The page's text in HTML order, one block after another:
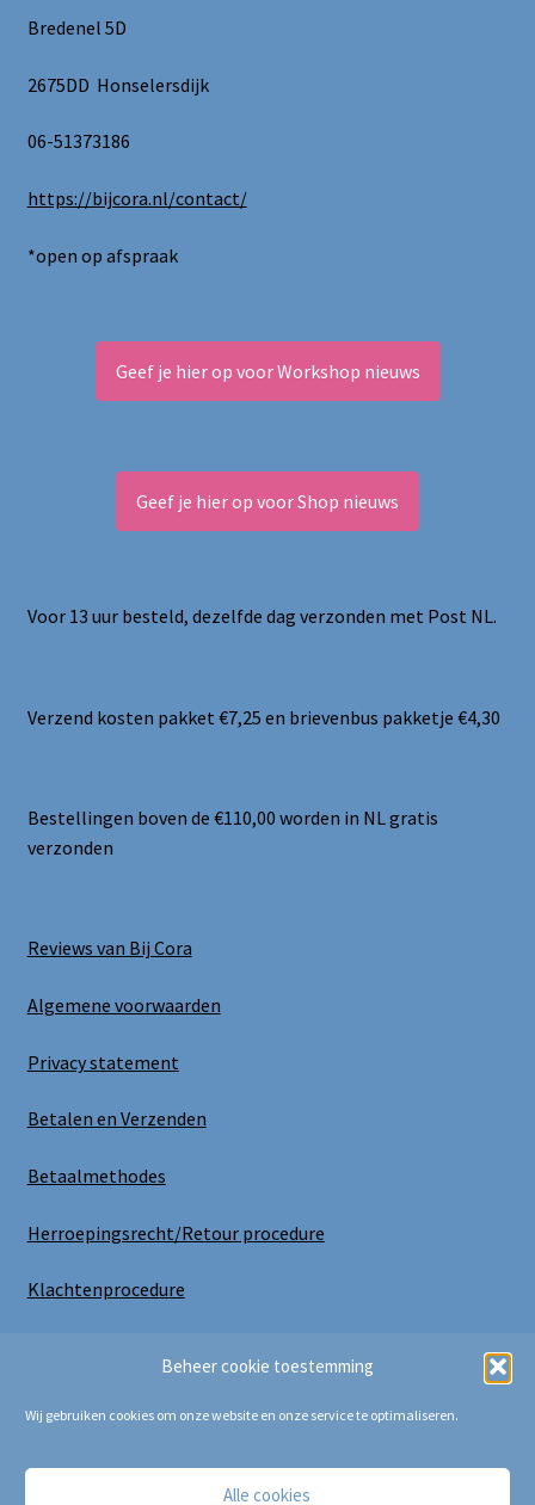
Beheer cookie toestemming
Wij gebruiken cookies om onze website en onze service te optimaliseren.
Alle cookies
Bredenel 5D
2675DD Honselersdijk
06-51373186
https://bijcora.nl/contact/
*open op afspraak
Geef je hier op voor Workshop nieuws
Geef je hier op voor Shop nieuws
Voor 13 uur besteld, dezelfde dag verzonden met Post NL.
Verzend kosten pakket €7,25 en brievenbus pakketje €4,30
Bestellingen boven de €110,00 worden in NL gratis
verzonden
Reviews van Bij Cora
Algemene voorwaarden
Privacy statement
Betalen en Verzenden
Betaalmethodes
Herroepingsrecht/Retour procedure
Klachtenprocedure